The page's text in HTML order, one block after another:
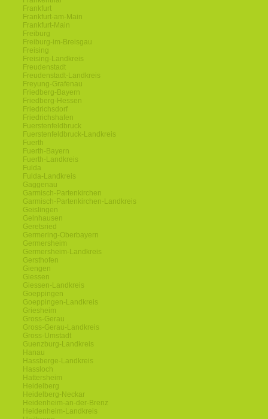
Frankfurt
Frankfurt-am-Main
Frankfurt-Main
Freiburg
Freiburg-im-Breisgau
Freising
Freising-Landkreis
Freudenstadt
Freudenstadt-Landkreis
Freyung-Grafenau
Friedberg-Bayern
Friedberg-Hessen
Friedrichsdorf
Friedrichshafen
Fuerstenfeldbruck
Fuerstenfeldbruck-Landkreis
Fuerth
Fuerth-Bayern
Fuerth-Landkreis
Fulda
Fulda-Landkreis
Gaggenau
Garmisch-Partenkirchen
Garmisch-Partenkirchen-Landkreis
Geislingen
Gelnhausen
Geretsried
Germering-Oberbayern
Germersheim
Germersheim-Landkreis
Gersthofen
Giengen
Giessen
Giessen-Landkreis
Goeppingen
Goeppingen-Landkreis
Griesheim
Gross-Gerau
Gross-Gerau-Landkreis
Gross-Umstadt
Guenzburg-Landkreis
Hanau
Hassberge-Landkreis
Hassloch
Hattersheim
Heidelberg
Heidelberg-Neckar
Heidenheim-an-der-Brenz
Heidenheim-Landkreis